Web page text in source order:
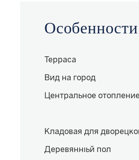
Терраса
Вид на город
Центральное
Кладовая для
Деревянный пол